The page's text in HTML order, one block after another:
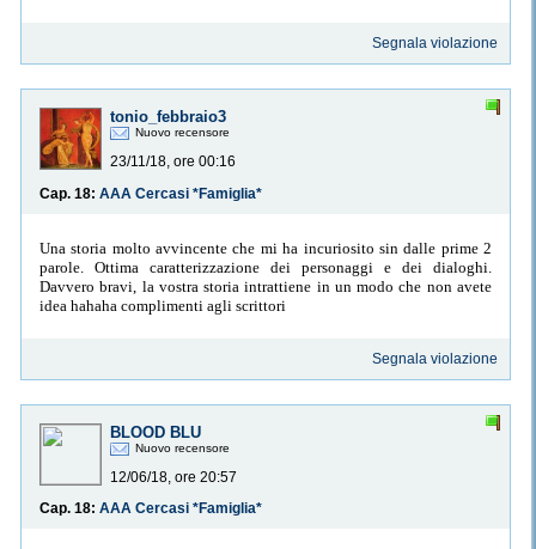
Segnala violazione
tonio_febbraio3
Nuovo recensore
23/11/18, ore 00:16
Cap. 18: AAA Cercasi *Famiglia*
Una storia molto avvincente che mi ha incuriosito sin dalle prime 2
parole. Ottima caratterizzazione dei personaggi e dei dialoghi.
Davvero bravi, la vostra storia intrattiene in un modo che non avete
idea hahaha complimenti agli scrittori
Segnala violazione
BLOOD BLU
Nuovo recensore
12/06/18, ore 20:57
Cap. 18: AAA Cercasi *Famiglia*